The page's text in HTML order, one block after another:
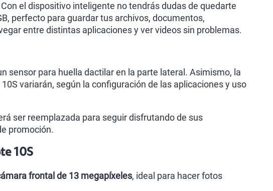
Con el dispositivo inteligente no tendrás dudas de quedarte
perfecto para guardar tus archivos, documentos,
entre distintas aplicaciones y ver videos sin problemas.
sensor para huella dactilar en la parte lateral. Asimismo, la
variarán, según la configuración de las aplicaciones y uso
ser reemplazada para seguir disfrutando de sus
promoción.
10S
frontal de 13 megapíxeles, ideal para hacer fotos